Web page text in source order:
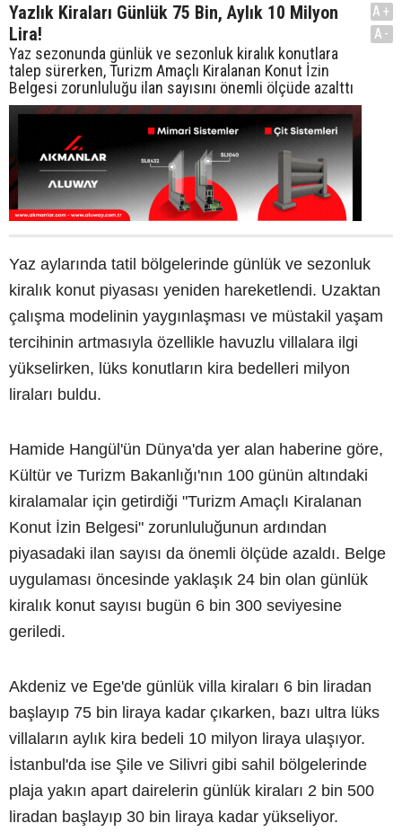
Yazlık Kiraları Günlük 75 Bin, Aylık 10 Milyon
Lira!
Yaz sezonunda günlük ve sezonluk kiralık konutlara
talep sürerken, Turizm Amaçlı Kiralanan Konut İzin
Belgesi zorunluluğu ilan sayısını önemli ölçüde azalttı
A+
A-
Yaz aylarında tatil bölgelerinde günlük ve sezonluk
kiralık konut piyasası yeniden hareketlendi. Uzaktan
çalışma modelinin yaygınlaşması ve müstakil yaşam
tercihinin artmasıyla özellikle havuzlu villalara ilgi
yükselirken, lüks konutların kira bedelleri milyon
liraları buldu.
Hamide Hangül'ün Dünya'da yer alan haberine göre,
Kültür ve Turizm Bakanlığı'nın 100 günün altındaki
kiralamalar için getirdiği "Turizm Amaçlı Kiralanan
Konut İzin Belgesi" zorunluluğunun ardından
piyasadaki ilan sayısı da önemli ölçüde azaldı. Belge
uygulaması öncesinde yaklaşık 24 bin olan günlük
kiralık konut sayısı bugün 6 bin 300 seviyesine
geriledi.
Akdeniz ve Ege'de günlük villa kiraları 6 bin liradan
başlayıp 75 bin liraya kadar çıkarken, bazı ultra lüks
villaların aylık kira bedeli 10 milyon liraya ulaşıyor.
İstanbul'da ise Şile ve Silivri gibi sahil bölgelerinde
plaja yakın apart dairelerin günlük kiraları 2 bin 500
liradan başlayıp 30 bin liraya kadar yükseliyor.